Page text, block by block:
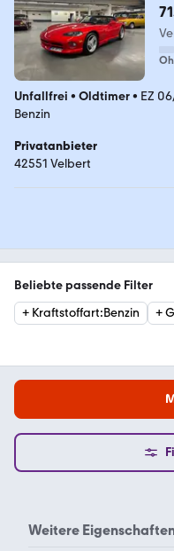
Unfallfrei • Oldtimer• EZ
Benzin
Privatanbieter
42551 Velbert
Beliebte passende Filter
+ Kraftstoffart:Benzin +
Weitere